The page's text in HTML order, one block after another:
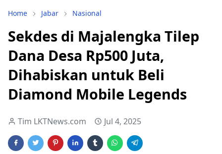
Home Jabar Nasional
Sekdes di Majalengka Tilep
Dana Desa Rp500 Juta,
Dihabiskan untuk Beli
Diamond Mobile Legends
Tim LKTNews.com Jul 4, 2025